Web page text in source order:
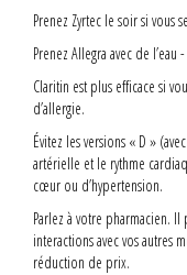
Prenez Zyrtec le soir si vous
Prenez Allegra avec de
Claritin est plus efficace si
d’allergie.
Évitez les versions « D »
artérielle et le rythme
cœur ou d’hypertension.
Parlez à votre pharmacien.
interactions avec vos autres
réduction de prix.